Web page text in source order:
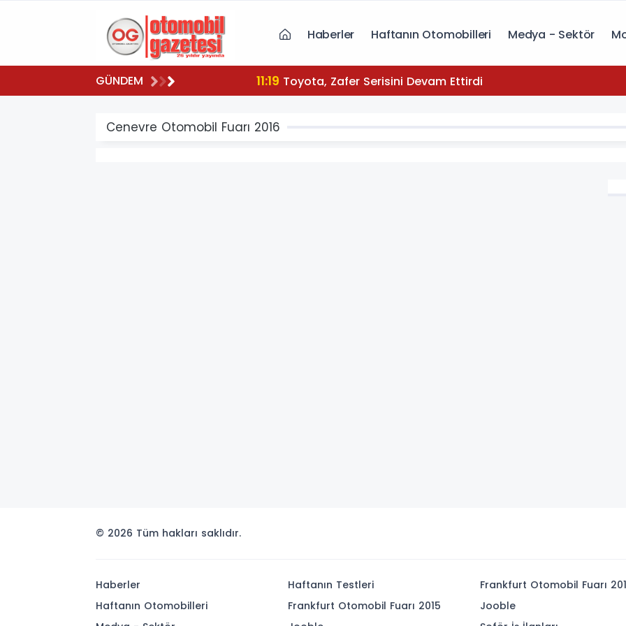
Haberler Haftanın Otomobilleri Medya - Sektör
GÜNDEM Toyota, Zafer Serisini Devam Ettirdi
Cenevre Otomobil Fuarı 2016
© 2026 Tüm hakları saklıdır.
Haberler
Haftanın Otomobilleri
Haftanın Testleri
Frankfurt Otomobil Fuarı 2015
Frankfurt Otomobil Fuarı
Jooble